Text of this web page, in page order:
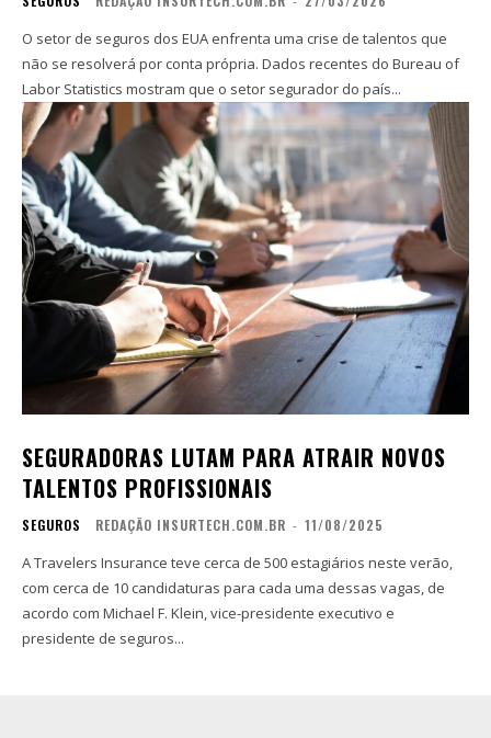
O setor de seguros dos EUA enfrenta uma crise de talentos que
não se resolverá por conta própria. Dados recentes do Bureau of
Labor Statistics mostram que o setor segurador do país...
SEGURADORAS LUTAM PARA ATRAIR NOVOS
TALENTOS PROFISSIONAIS
SEGUROS REDAÇÃO INSURTECH.COM.BR - 11/08/2025
A Travelers Insurance teve cerca de 500 estagiários neste verão,
com cerca de 10 candidaturas para cada uma dessas vagas, de
acordo com Michael F. Klein, vice-presidente executivo e
presidente de seguros...